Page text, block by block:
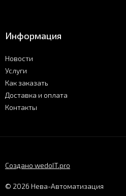
Информация
Новости
Услуги
Как заказать
Доставка и оплата
Контакты
Создано wedoIT.pro
© 2026 Нева-Автоматизация